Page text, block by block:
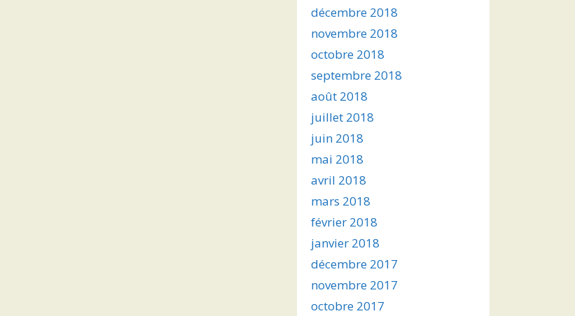
décembre 2018
novembre 2018
octobre 2018
septembre 2018
août 2018
juillet 2018
juin 2018
mai 2018
avril 2018
mars 2018
février 2018
janvier 2018
décembre 2017
novembre 2017
octobre 2017